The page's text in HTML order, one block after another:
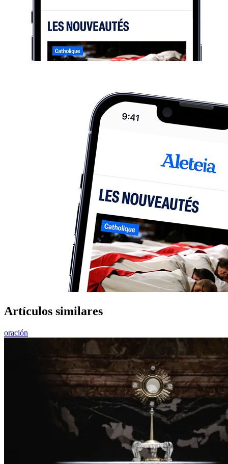
Artículos similares
oración